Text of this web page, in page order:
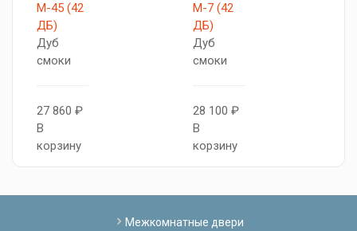
М-45 (42
ДБ)
Дуб
смоки
27 860 ₽
В
корзину
М-7 (42
ДБ)
Дуб
смоки
28 100 ₽
В
корзину
Межкомнатные двери